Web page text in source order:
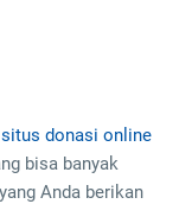
situs donasi online
bisa banyak
Anda berikan